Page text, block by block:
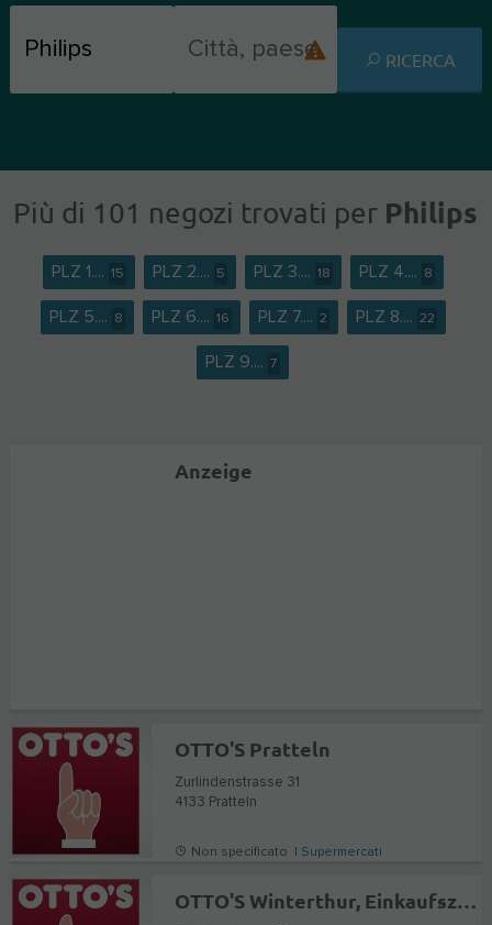
RICERCA
Più di 101 negozi trovati per Philips
PLZ 1.... 15 PLZ 2.... 5 PLZ 3.... 18 PLZ 4.... 8
PLZ 5.... 8 PLZ 6.... 16 PLZ 7.... 2 PLZ 8.... 22
PLZ 9.... 7
Anzeige
OTTO'S Pratteln
Zurlindenstrasse 31
4133 Pratteln
Non specificato | Supermercati
OTTO'S Winterthur, Einkaufszentrum Lokwerk